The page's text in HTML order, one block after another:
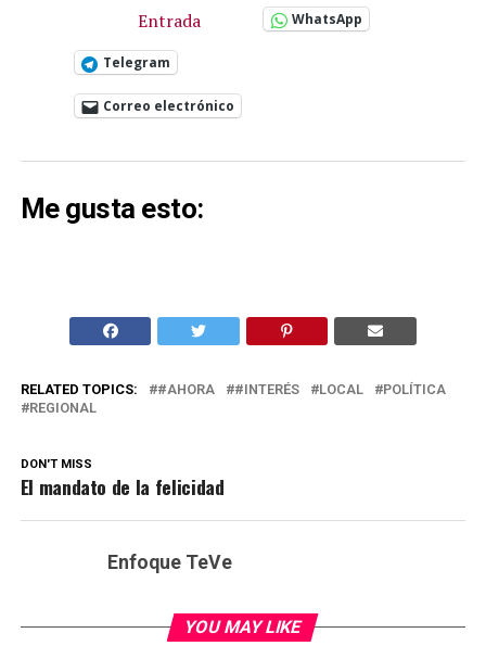
Entrada WhatsApp
Telegram
Correo electrónico
Me gusta esto:
RELATED TOPICS: #AHORA #INTERÉS LOCAL
POLÍTICA
REGIONAL
DON'T MISS
El mandato de la felicidad
Enfoque TeVe
YOU MAY LIKE